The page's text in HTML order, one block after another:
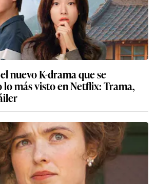
nuevo K-drama que se
más visto en Netflix: Trama,